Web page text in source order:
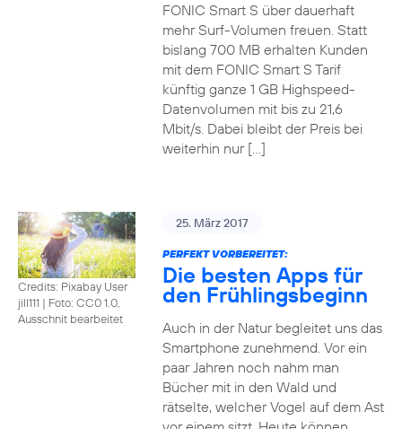
FONIC Smart S über dauerhaft
mehr Surf-Volumen freuen. Statt
bislang 700 MB erhalten Kunden
mit dem FONIC Smart S Tarif
künftig ganze 1 GB Highspeed-
Datenvolumen mit bis zu 21,6
Mbit/s. Dabei bleibt der Preis bei
weiterhin nur […]
Credits: Pixabay User
jill111 | Foto: CC0 1.0,
Ausschnit bearbeitet
25. März 2017
PERFEKT VORBEREITET:
Die besten Apps für
den Frühlingsbeginn
Auch in der Natur begleitet uns das
Smartphone zunehmend. Vor ein
paar Jahren noch nahm man
Bücher mit in den Wald und
rätselte, welcher Vogel auf dem Ast